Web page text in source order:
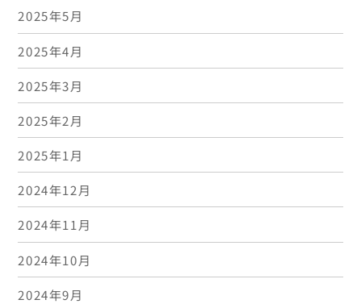
2025年5月
2025年4月
2025年3月
2025年2月
2025年1月
2024年12月
2024年11月
2024年10月
2024年9月